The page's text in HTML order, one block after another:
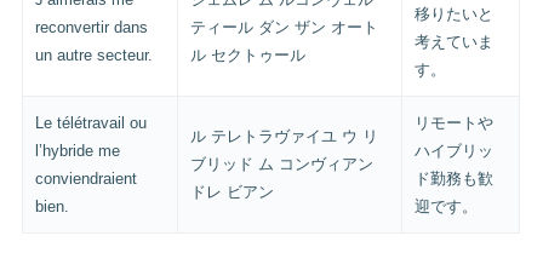
reconvertir dans
un autre secteur.
ティール ダン ザン オート
ル セクトゥール
移りたいと
考えていま
す。
Le télétravail ou
l’hybride me
conviendraient
bien.
ル テレトラヴァイユ ウ リ
ブリッド ム コンヴィアン
ドレ ビアン
リモートや
ハイブリッ
ド勤務も歓
迎です。